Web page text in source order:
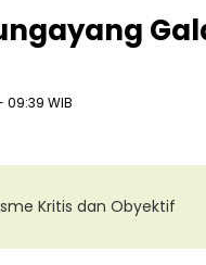
09:39 WIB
Kritis dan Obyektif